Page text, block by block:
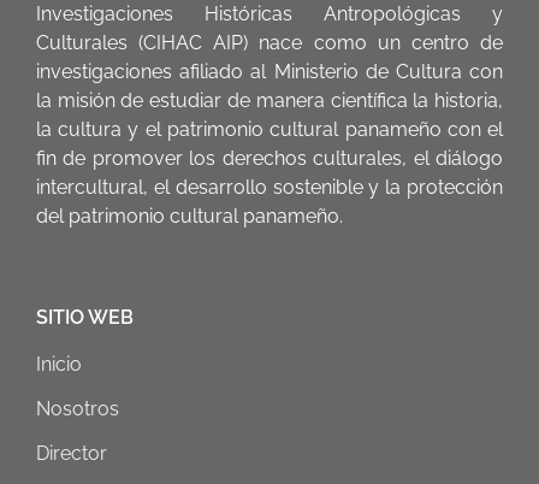
Investigaciones Históricas Antropológicas y
Culturales (CIHAC AIP) nace como un centro de
investigaciones afiliado al Ministerio de Cultura con
la misión de estudiar de manera científica la historia,
la cultura y el patrimonio cultural panameño con el
fin de promover los derechos culturales, el diálogo
intercultural, el desarrollo sostenible y la protección
del patrimonio cultural panameño.
SITIO WEB
Inicio
Nosotros
Director